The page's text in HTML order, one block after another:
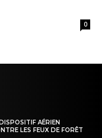
0
AÉRIEN
LES FEUX DE FORÊT